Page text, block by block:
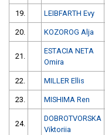
19. LEIBFARTH Evy
20. KOZOROG Alja
21.
ESTACIA NETA
Omira
22. MILLER Ellis
23. MISHIMA Ren
24.
DOBROTVORSKA
Viktoriia